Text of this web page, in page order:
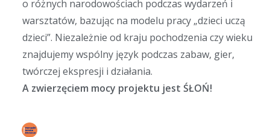
o różnych narodowościach podczas wydarzeń i
warsztatów, bazując na modelu pracy „dzieci uczą
dzieci”. Niezależnie od kraju pochodzenia czy wieku
znajdujemy wspólny język podczas zabaw, gier,
twórczej ekspresji i działania.
A zwierzęciem mocy projektu jest ŚŁOŃ!